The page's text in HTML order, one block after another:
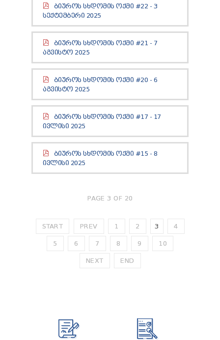
REPORT TO BE SUBMITTED TO PRESIDENT AND
PARLIAMENT
PERSONAL DATA PROTECTION OFFICER
APPEAL RULES
ᲑᲘᲣᲠᲝᲡ ᲡᲮᲓᲝᲛᲘᲡ ᲝᲥᲛᲘ #22 - 3
ᲡᲔᲥᲢᲔᲛᲑᲔᲠᲘ 2025
ᲑᲘᲣᲠᲝᲡ ᲡᲮᲓᲝᲛᲘᲡ ᲝᲥᲛᲘ #21 - 7
ᲐᲒᲕᲘᲡᲢᲝ 2025
ᲑᲘᲣᲠᲝᲡ ᲡᲮᲓᲝᲛᲘᲡ ᲝᲥᲛᲘ #20 - 6
ᲐᲒᲕᲘᲡᲢᲝ 2025
ᲑᲘᲣᲠᲝᲡ ᲡᲮᲓᲝᲛᲘᲡ ᲝᲥᲛᲘ #17 - 17
ᲘᲕᲚᲘᲡᲘ 2025
ᲑᲘᲣᲠᲝᲡ ᲡᲮᲓᲝᲛᲘᲡ ᲝᲥᲛᲘ #15 - 8
ᲘᲕᲚᲘᲡᲘ 2025
PAGE 3 OF 20
START PREV 1 2 3 4
5 6 7 8 9 10
NEXT END